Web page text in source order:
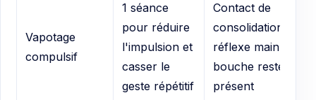
Vapotage
compulsif
1 séance
pour réduire
l'impulsion et
casser le
geste répétitif
Contact de
consolidation si le
réflexe main-
bouche reste très
présent